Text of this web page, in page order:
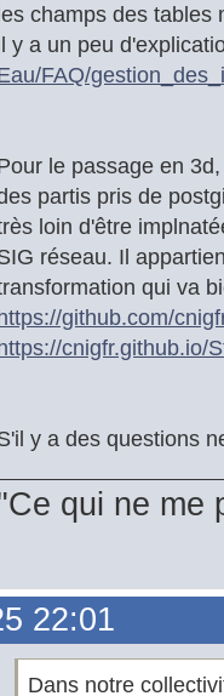
champs des tables
y a un peu
FAQ/
le passage en
partis pris de
loin d'être
réseau. Il
qui va
github.com/
cnigfr.github.io/
y a des questions
qui ne me
22:01
Dans notre